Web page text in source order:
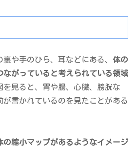
裏や手のひら、耳などにある、 体の
ながっていると考えられている領域
を見ると、胃や腸、心臓、膀胱な
が書かれているのを見たことがある
の縮小マップがあるようなイメージ